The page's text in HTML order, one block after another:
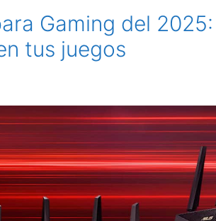
Gaming del 2025:
tus juegos